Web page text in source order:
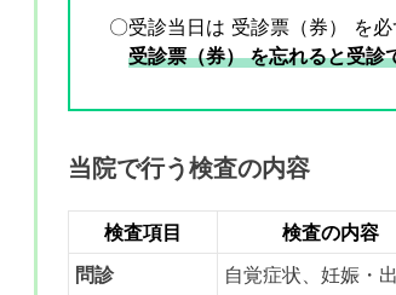
〇受診当日は 受診票（券） を必
受診票（券） を忘れると受診
当院で行う検査の内容
検査項目
検査の内容
問診
自覚症状、妊娠・